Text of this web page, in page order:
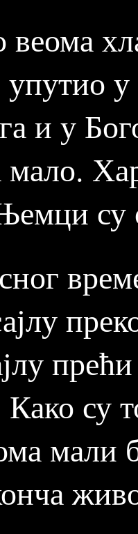
веома
упутио
и у
су
Како
мали